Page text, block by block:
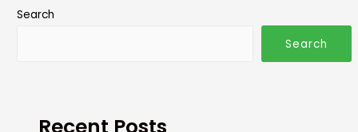
Search
Search